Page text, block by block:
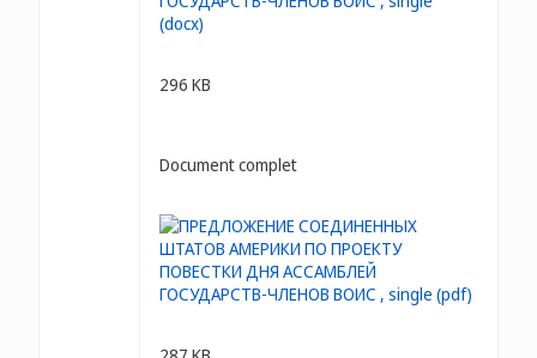
296 KB
Document complet